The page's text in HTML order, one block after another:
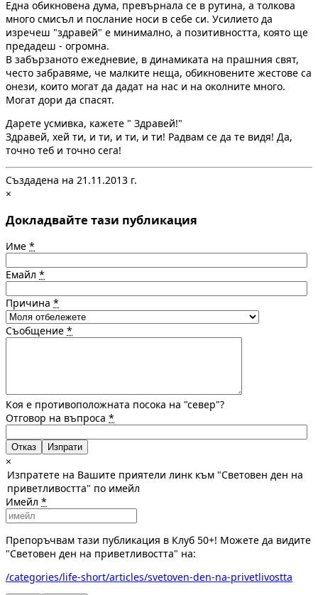
Една обикновена дума, превърнала се в рутина, а толкова
много смисъл и послание носи в себе си. Усилието да
изречеш "здравей" е минимално, а позитивността, която ще
предадеш - огромна.
В забързаното ежедневие, в динамиката на прашния свят,
често забравяме, че малките неща, обикновените жестове са
онези, които могат да дадат на нас и на околните много.
Могат дори да спасят.
Дарете усмивка, кажете " Здравей!"
Здравей, хей ти, и ти, и ти, и ти! Радвам се да те видя! Да,
точно теб и точно сега!
Създадена на 21.11.2013 г.
×
Докладвайте тази публикация
Име *
Емайл *
Причина *
Съобщение *
Коя е противоположната посока на "север"?
Отговор на въпроса *
Отказ
×
Изпратете на Вашите приятели линк към "Световен ден на
приветливостта" по имейл
Имейл *
Препоръчвам тази публикация в Клуб 50+! Можете да видите
"Световен ден на приветливостта" на:
/categories/life-short/articles/svetoven-den-na-privetlivostta